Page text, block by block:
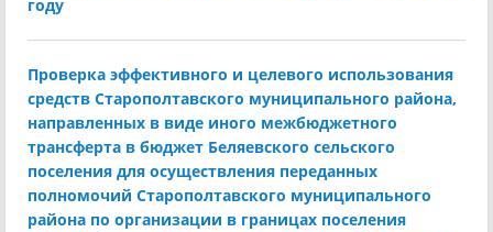
году
Проверка эффективного и целевого использования
средств Старополтавского муниципального района,
направленных в виде иного межбюджетного
трансферта в бюджет Беляевского сельского
поселения для осуществления переданных
полномочий Старополтавского муниципального
района по организации в границах поселения